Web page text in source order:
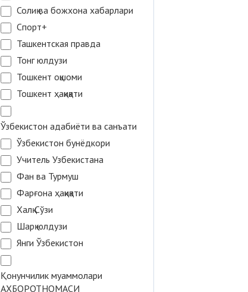
Солиқ ва божхона хабарлари
Спорт+
Ташкентская правда
Тонг юлдузи
Тошкент оқшоми
Тошкент ҳақиқати
Ўзбекистон адабиёти ва санъати
Ўзбекистон бунёдкори
Учитель Узбекистана
Фан ва Турмуш
Фарғона ҳақиқати
Халқ Сўзи
Шарқ юлдузи
Янги Ўзбекистон
Қонунчилик муаммолари
АХБОРОТНОМАСИ